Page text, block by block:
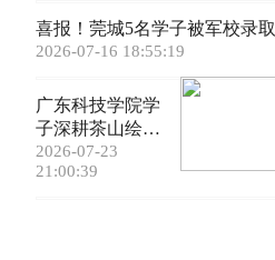
喜报！莞城5名学子被军校录取
2026-07-16 18:55:19
广东科技学院学
子深耕茶山绘振
兴画卷
2026-07-23
21:00:39